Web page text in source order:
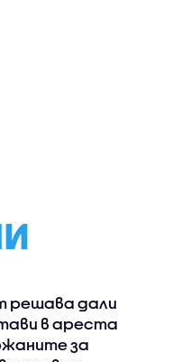
решава дали
в ареста
за